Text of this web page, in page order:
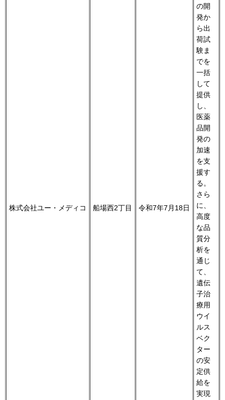
株式会社ユー・メディコ 船場西2丁目 令和7年7月18日
の開
発か
ら出
荷試
験ま
でを
一括
して
提供
し、
医薬
品開
発の
加速
を支
援す
る。
さら
に、
高度
な品
質分
析を
通じ
て、
遺伝
子治
療用
ウイ
ルス
ベク
ター
の安
定供
給を
実現